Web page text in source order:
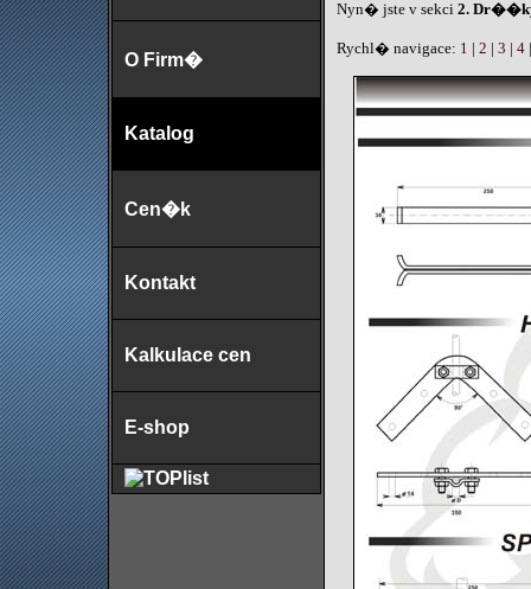
O Firm�
Katalog
Cen�k
Kontakt
Kalkulace cen
E-shop
Nyn� jste v sekci 2.
Rychl� navigace: 1 2 3 4